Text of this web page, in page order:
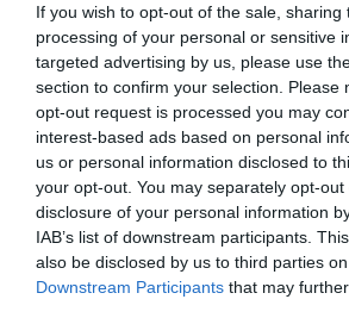
If you wish to opt-out of the sale, sharing
processing of your personal or sensitive
targeted advertising by us, please use
section to confirm your selection. Please
opt-out request is processed you may
interest-based ads based on personal
us or personal information disclosed to
your opt-out. You may separately opt-
disclosure of your personal information
IAB’s list of downstream participants.
also be disclosed by us to third parties
Downstream Participants that may
Na bližnjem svetovnem
Vonnova napadala zmagi v
superveleslalomu. "To je
tam zelo dobro poznam in
njej vozi hitro. Najtežje bo
Gut," je povedala tekmovalka,
zlata tudi na SP 2009, na SP
tudi v kombinaciji.